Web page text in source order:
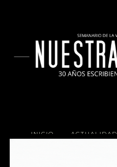
INICIO ACTUALIDAD